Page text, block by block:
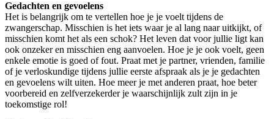
Gedachten en gevoelens
Het is belangrijk om te vertellen hoe je je voelt tijdens de
zwangerschap. Misschien is het iets waar je al lang naar uitkijkt, of
misschien komt het als een schok? Het leven dat voor jullie ligt kan
ook onzeker en misschien eng aanvoelen. Hoe je je ook voelt, geen
enkele emotie is goed of fout. Praat met je partner, vrienden, familie
of je verloskundige tijdens jullie eerste afspraak als je je gedachten
en gevoelens wilt uiten. Hoe meer je met anderen praat, hoe beter
voorbereid en zelfverzekerder je waarschijnlijk zult zijn in je
toekomstige rol!